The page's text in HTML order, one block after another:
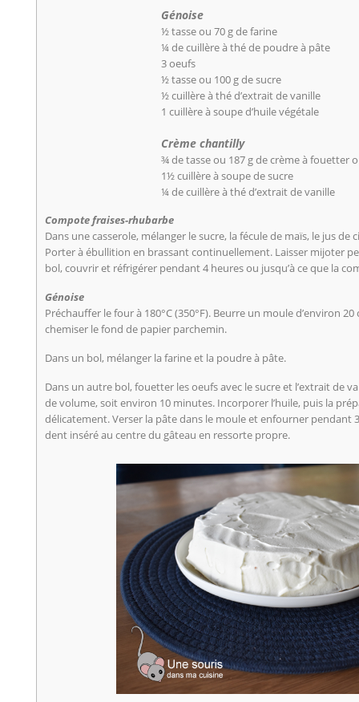
Génoise
½ tasse ou 70 g de farine
¼ de cuillère à thé de poudre à pâte
3 oeufs
½ tasse ou 100 g de sucre
½ cuillère à thé d’extrait de vanille
1 cuillère à soupe d’huile végétale
Crème chantilly
¾ de tasse ou 187 g de crème à fouetter
1½ cuillère à soupe de sucre
¼ de cuillère à thé d’extrait de vanille
Compote fraises-rhubarbe
Dans une casserole, mélanger le sucre, la fécule de maïs, le jus de
Porter à ébullition en brassant continuellement. Laisser mijoter
bol, couvrir et réfrigérer pendant 4 heures ou jusqu’à ce que la
Génoise
Préchauffer le four à 180°C (350°F). Beurre un moule d’environ
chemiser le fond de papier parchemin.
Dans un bol, mélanger la farine et la poudre à pâte.
Dans un autre bol, fouetter les oeufs avec le sucre et l’extrait de
de volume, soit environ 10 minutes. Incorporer l’huile, puis la
délicatement. Verser la pâte dans le moule et enfourner pendant
dent inséré au centre du gâteau en ressorte propre.